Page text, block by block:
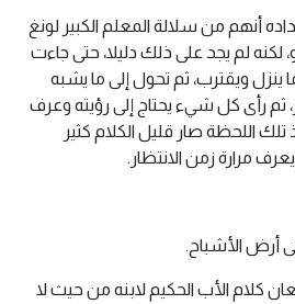
أنهم من سلالة المعلم الكبير لونغ
لكنه لم يجد على ذلك دليلا، حتى جاءت
ينزل ويقترب، ثم تحول إلى ما يشبه
ثم رأى كل شيء يحتاج إلى رؤيته وعرف
اللحظة صار قليل الكلام كثير
مرارة زمن الانتظار.
أرض الأشباح.
كلام الأب الحكيم لابنه من حيث لا